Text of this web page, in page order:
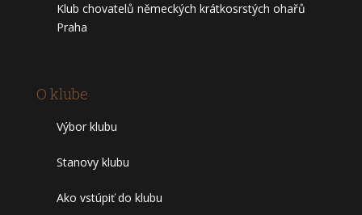
Klub chovatelů německých krátkosrstých ohařů
Praha
O klube
Výbor klubu
Stanovy klubu
Ako vstúpiť do klubu